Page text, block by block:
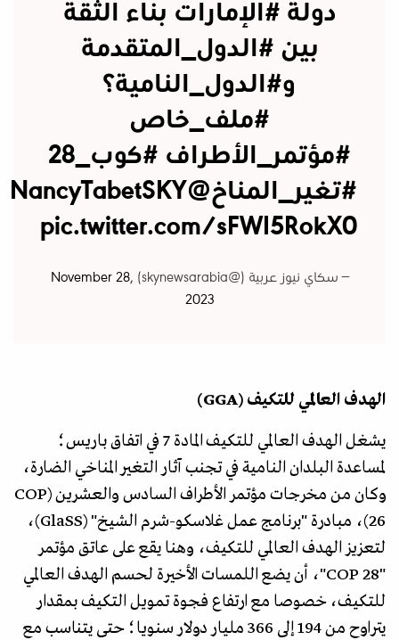
دولة #الإمارات بناء الثقة
بين #الدول_المتقدمة
و#الدول_النامية؟
#ملف_خاص
#مؤتمر_الأطراف #كوب_28
#تغير_المناخ@NancyTabetSKY
pic.twitter.com/sFWI5RokX0
— سكاي نيوز عربية (@skynewsarabia)
November 28,
2023
الهدف العالمي للتكيف (GGA)
يشغل الهدف العالمي للتكيف المادة 7 في اتفاق باريس؛
لمساعدة البلدان النامية في تجنب آثار التغير المناخي الضارة،
وكان من مخرجات مؤتمر الأطراف السادس والعشرين (COP
26)، مبادرة "برنامج عمل غلاسكو-شرم الشيخ" (GlaSS)،
لتعزيز الهدف العالمي للتكيف، وهنا يقع على عاتق مؤتمر
"COP 28"، أن يضع اللمسات الأخيرة لحسم الهدف العالمي
للتكيف، خصوصا مع ارتفاع فجوة تمويل التكيف بمقدار
يتراوح من 194 إلى 366 مليار دولار سنويا؛ حتى يتناسب مع